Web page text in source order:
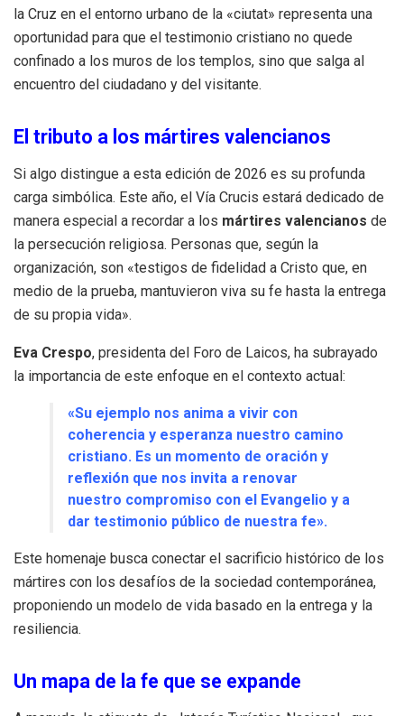
la Cruz en el entorno urbano de la «ciutat» representa una
oportunidad para que el testimonio cristiano no quede
confinado a los muros de los templos, sino que salga al
encuentro del ciudadano y del visitante.
El tributo a los mártires valencianos
Si algo distingue a esta edición de 2026 es su profunda
carga simbólica. Este año, el Vía Crucis estará dedicado de
manera especial a recordar a los mártires valencianos de
la persecución religiosa. Personas que, según la
organización, son «testigos de fidelidad a Cristo que, en
medio de la prueba, mantuvieron viva su fe hasta la entrega
de su propia vida».
Eva Crespo, presidenta del Foro de Laicos, ha subrayado
la importancia de este enfoque en el contexto actual:
«Su ejemplo nos anima a vivir con
coherencia y esperanza nuestro camino
cristiano. Es un momento de oración y
reflexión que nos invita a renovar
nuestro compromiso con el Evangelio y a
dar testimonio público de nuestra fe».
Este homenaje busca conectar el sacrificio histórico de los
mártires con los desafíos de la sociedad contemporánea,
proponiendo un modelo de vida basado en la entrega y la
resiliencia.
Un mapa de la fe que se expande